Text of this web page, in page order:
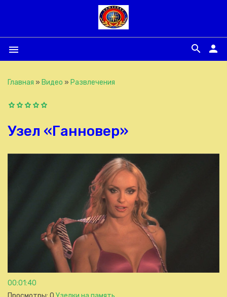
menu person
search
Главная » Видео » Развлечения
Узел «Ганновер»
00:01:40